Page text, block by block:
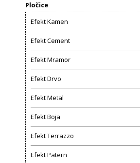
Pločice
Efekt Kamen
Efekt Cement
Efekt Mramor
Efekt Drvo
Efekt Metal
Efekt Boja
Efekt Terrazzo
Efekt Patern